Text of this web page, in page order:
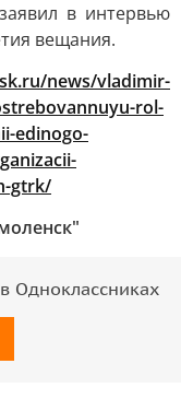
в интервью
вещания.
news/vladimir-
rol-
edinogo-
gtrk/
Одноклассниках